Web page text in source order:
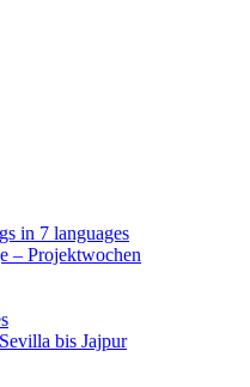
in 7 languages
– Projektwochen
bis Jajpur